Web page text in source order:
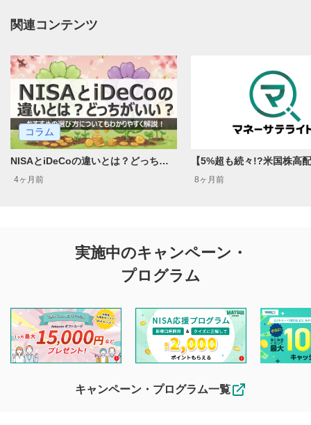
関連コンテンツ
コラム
NISAとiDeCoの違いとは？どっちがいい？おすすめの選び方についてもわかりやすく解説！
4ヶ月前 8ヶ月前
実施中のキャンペーン・
プログラム
キャンペーン・プログラム一覧